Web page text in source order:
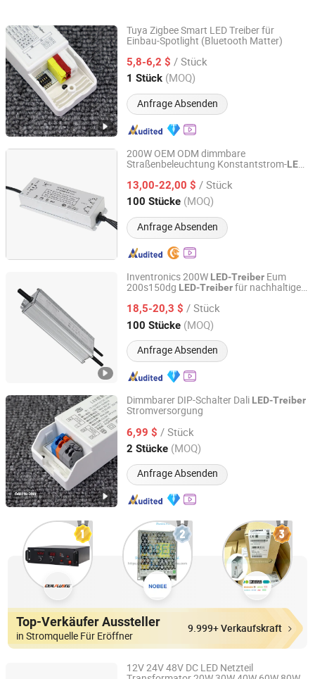
Tuya Zigbee Smart LED Treiber für
Einbau-Spotlight (Bluetooth Matter)
5,8-6,2 $ / Stück
1 Stück (MOQ)
Anfrage Absenden
Zhongshan Zhishuo Intelligent Technology Co., Ltd.
Guangdong, China Seit 2026
200W OEM ODM dimmbare
Straßenbeleuchtung Konstantstrom-LED-
13,00-22,00 $ / Stück
100 Stücke (MOQ)
Anfrage Absenden
Ningbo Addlux Electric Co., Ltd.
Zhejiang, China Seit 2015
Inventronics 200W LED-Treiber Eum
200s150dg LED-Treiberfür nachhaltige
18,5-20,3 $ / Stück
100 Stücke (MOQ)
Anfrage Absenden
Yangzhou M. T. New Energy & Lighting Group Co., Ltd.
Jiangsu, China Seit 2025
Dimmbarer DIP-Schalter Dali LED-Treiber
Stromversorgung
6,99 $ / Stück
2 Stücke (MOQ)
Anfrage Absenden
Zhongshan Zhishuo Intelligent Technology Co., Ltd.
Guangdong, China Seit 2026
Top-Verkäufer Aussteller
in Stromquelle Für Eröffner
9.999+ Verkaufskraft
12V 24V 48V DC LED Netzteil